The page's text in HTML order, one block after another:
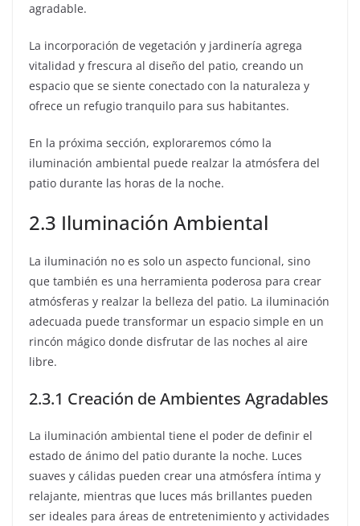
agradable.
La incorporación de vegetación y jardinería agrega
vitalidad y frescura al diseño del patio, creando un
espacio que se siente conectado con la naturaleza y
ofrece un refugio tranquilo para sus habitantes.
En la próxima sección, exploraremos cómo la
iluminación ambiental puede realzar la atmósfera del
patio durante las horas de la noche.
2.3 Iluminación Ambiental
La iluminación no es solo un aspecto funcional, sino
que también es una herramienta poderosa para crear
atmósferas y realzar la belleza del patio. La iluminación
adecuada puede transformar un espacio simple en un
rincón mágico donde disfrutar de las noches al aire
libre.
2.3.1 Creación de Ambientes Agradables
La iluminación ambiental tiene el poder de definir el
estado de ánimo del patio durante la noche. Luces
suaves y cálidas pueden crear una atmósfera íntima y
relajante, mientras que luces más brillantes pueden
ser ideales para áreas de entretenimiento y actividades